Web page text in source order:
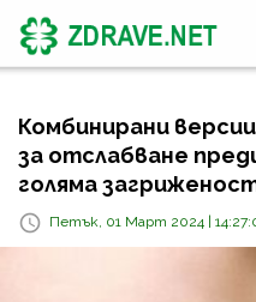
Комбинирани
за отслабване
голяма
Петък, 01 Март 2024 |